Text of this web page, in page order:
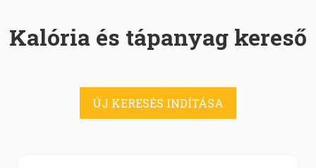
Kalória és tápanyag kereső
ÚJ KERESÉS INDÍTÁSA